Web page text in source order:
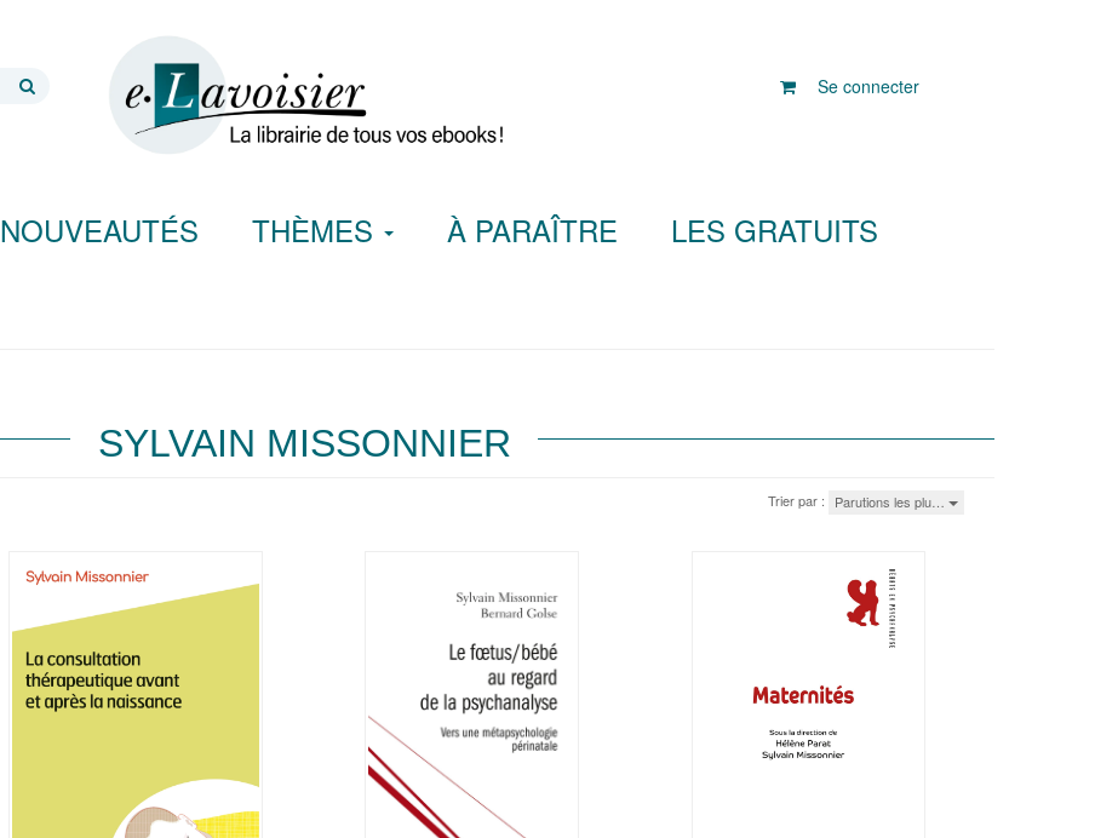
Se connecter
NOUVEAUTÉS THÈMES À PARAÎTRE LES GRATUITS
SYLVAIN MISSONNIER
Trier par : Parutions les plu…